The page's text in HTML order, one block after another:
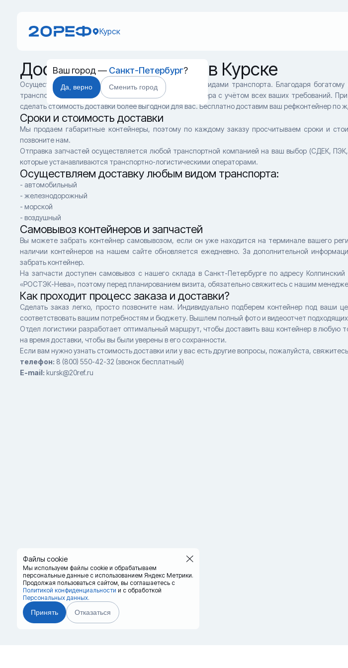
Курск
Ваш город — Санкт-Петербург?
Да, верно Сменить город
Файлы cookie
Мы используем файлы cookie и обрабатываем
персональные данные с использованием Яндекс Метрики.
Продолжая пользоваться сайтом, вы соглашаетесь с
Политикой конфиденциальности и с обработкой
Персональных данных.
Принять Отказаться
Доставка контейнеров в Курске
Осуществляем доставку во все регионы РФ любыми видами транспорта. Благодаря
транспорт и спланировать маршрут доставки контейнера с учётом всех ваших требований.
сделать стоимость доставки более выгодной для вас. Бесплатно доставим ваш рефконтейнер по
Сроки и стоимость доставки
Мы продаем габаритные контейнеры, поэтому по каждому заказу просчитываем сроки и
позвоните нам.
Отправка запчастей осуществляется любой транспортной компанией на ваш выбор (СДЕК,
которые устанавливаются транспортно-логистическими операторами.
Осуществляем доставку любым видом транспорта:
- автомобильный
- железнодорожный
- морской
- воздушный
Самовывоз контейнеров и запчастей
Вы можете забрать контейнер самовывозом, если он уже находится на терминале вашего
наличии контейнеров на нашем сайте обновляется ежедневно. За дополнительной
забрать контейнер.
На запчасти доступен самовывоз с нашего склада в Санкт-Петербурге по адресу
«РОСТЭК-Нева», поэтому перед планированием визита, обязательно свяжитесь с нашим
Как проходит процесс заказа и доставки?
Сделать заказ легко, просто позвоните нам. Индивидуально подберем контейнер под
соответствовать вашим потребностям и бюджету. Вышлем полный фото и видеоотчет
Отдел логистики разработает оптимальный маршрут, чтобы доставить ваш контейнер в
на время доставки, чтобы вы были уверены в его сохранности.
Если вам нужно узнать стоимость доставки или у вас есть другие вопросы, пожалуйста,
телефон: 8 (800) 550-42-32 (звонок бесплатный)
E-mail:kursk@20ref.ru